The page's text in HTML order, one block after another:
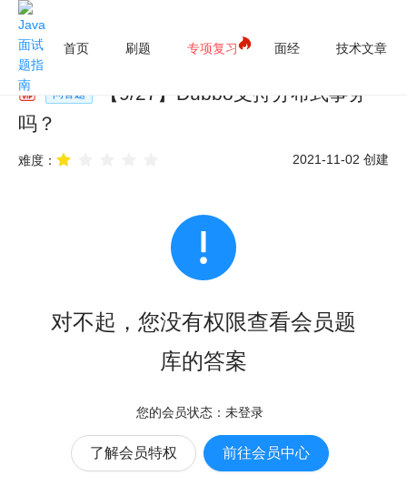
首页 刷题 专项复习 面经 技术文章
问答题 【 9/27 】 Dubbo支持分布式事务
吗？
难度： 2021-11-02 创建
对不起，您没有权限查看会员题
库的答案
您的会员状态： 未登录
了解会员特权 前往会员中心